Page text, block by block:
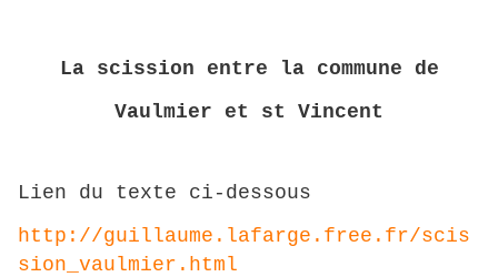
La scission entre la commune de
Vaulmier et st Vincent
Lien du texte ci-dessous
http://guillaume.lafarge.free.fr/scis
sion_vaulmier.html